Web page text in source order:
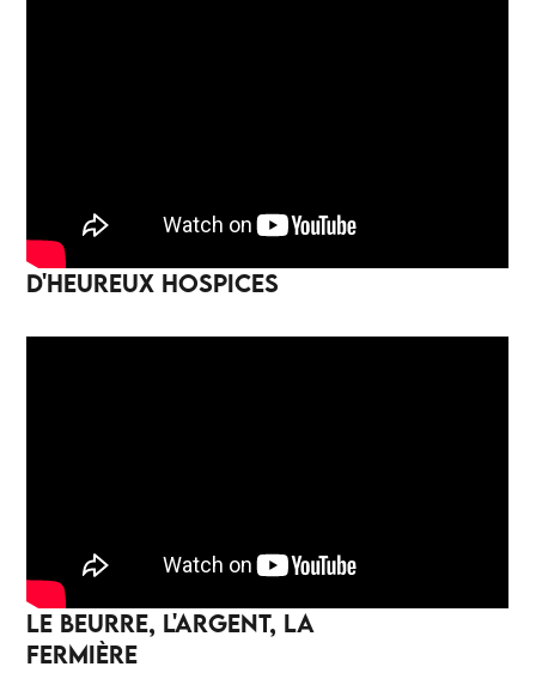
D'HEUREUX HOSPICES
LE BEURRE, L'ARGENT, LA
FERMIÈRE